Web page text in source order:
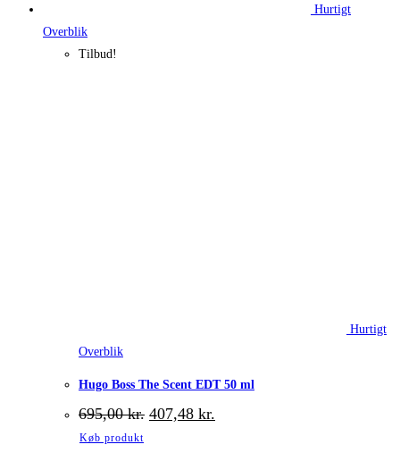
Hurtigt
Overblik
Tilbud!
Hurtigt
Overblik
Hugo Boss The Scent EDT 50 ml
695,00kr. Den
oprindelige
407,48 kr.
Køb produkt